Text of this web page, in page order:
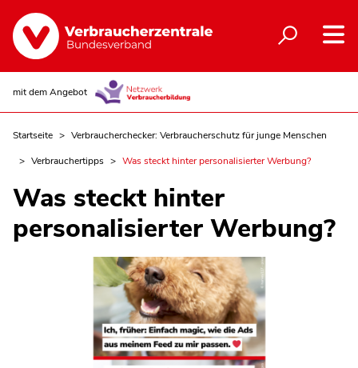
mit dem Angebot
Startseite
Verbraucherchecker: Verbraucherschutz für junge Menschen
Verbrauchertipps
Was steckt hinter personalisierter Werbung?
Was steckt hinter
personalisierter Werbung?